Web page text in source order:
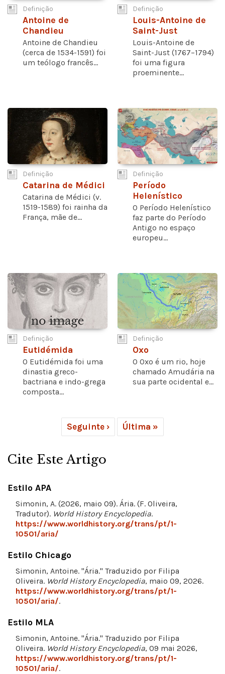
Definição
Antoine de
Chandieu
Antoine de Chandieu
(cerca de 1534-1591) foi
um teólogo francês...
Definição
Louis-Antoine de
Saint-Just
Louis-Antoine de
Saint-Just (1767–1794)
foi uma figura
proeminente...
Definição
Catarina de Médici
Catarina de Médici (v.
1519-1589) foi rainha da
França, mãe de...
Definição
Período
Helenístico
O Período Helenístico
faz parte do Período
Antigo no espaço
europeu...
Definição
Eutidémida
O Eutidémida foi uma
dinastia greco-
bactriana e indo-grega
composta...
Definição
Oxo
O Oxo é um rio, hoje
chamado Amudária na
sua parte ocidental e...
Seguinte › Última »
Cite Este Artigo
Estilo APA
Simonin, A. (2026, maio 09). Ária. (F. Oliveira,
Tradutor). World History Encyclopedia.
https://www.worldhistory.org/trans/pt/1-
10501/aria/
Estilo Chicago
Simonin, Antoine. "Ária." Traduzido por Filipa
Oliveira. World History Encyclopedia, maio 09, 2026.
https://www.worldhistory.org/trans/pt/1-
10501/aria/.
Estilo MLA
Simonin, Antoine. "Ária." Traduzido por Filipa
Oliveira. World History Encyclopedia, 09 mai 2026,
https://www.worldhistory.org/trans/pt/1-
10501/aria/.